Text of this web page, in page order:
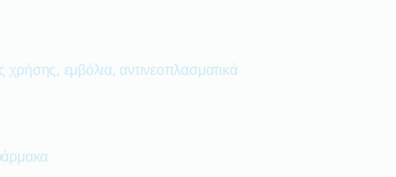
εμβόλια, αντινεοπλασματικά